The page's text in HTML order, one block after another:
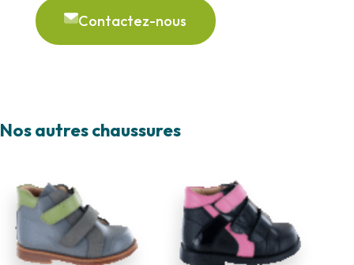
Contactez-nous
Nos autres chaussures